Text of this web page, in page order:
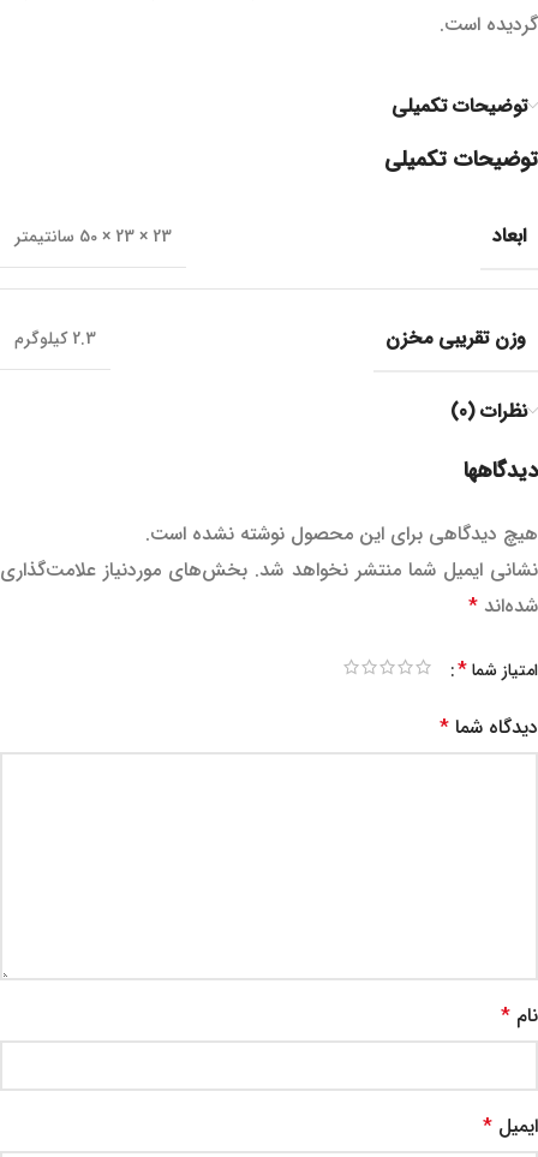
گردیده است.
توضیحات تکمیلی
توضیحات تکمیلی
ابعاد 23 × 23 × 50 سانتیمتر
وزن تقریبی مخزن 2.3 کیلوگرم
نظرات (0)
دیدگاهها
هیچ دیدگاهی برای این محصول نوشته نشده است.
نشانی ایمیل شما منتشر نخواهد شد. بخش‌های موردنیاز علامت‌گذاری
شده‌اند *
امتیاز شما*
دیدگاه شما *
نام *
ایمیل *